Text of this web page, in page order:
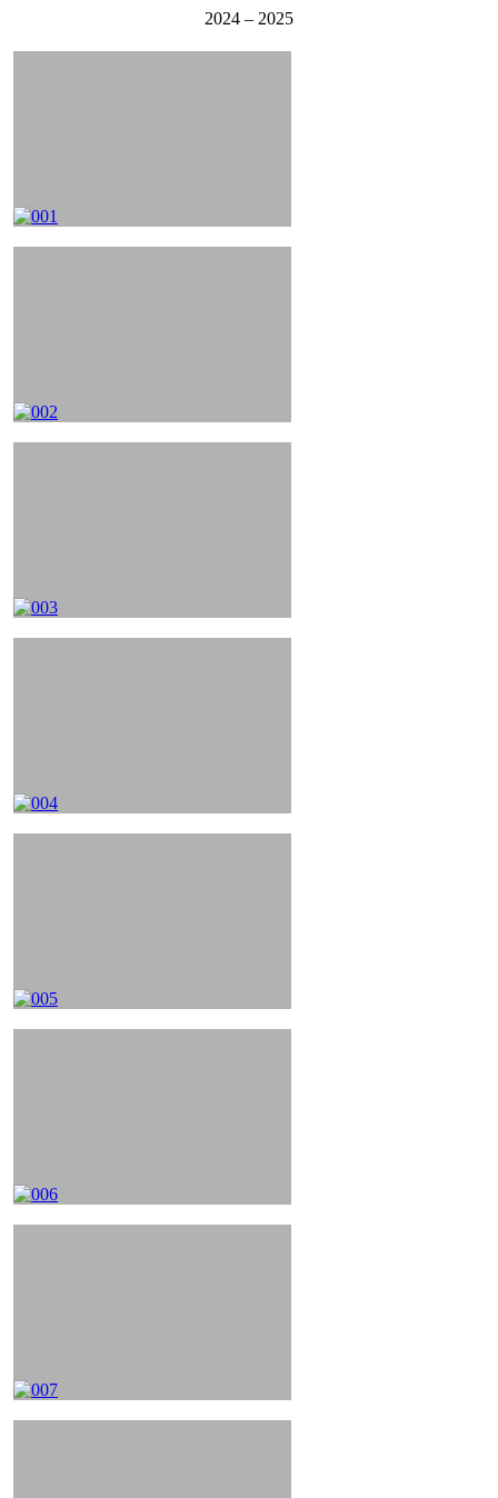
2024 – 2025